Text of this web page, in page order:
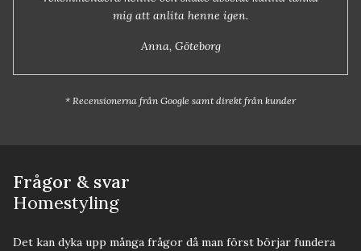
mig att anlita henne igen.
Anna, Göteborg
* Recensionerna från Google samt direkt från kunder
Frågor & svar
Homestyling
Det kan dyka upp många frågor då man först börjar fundera